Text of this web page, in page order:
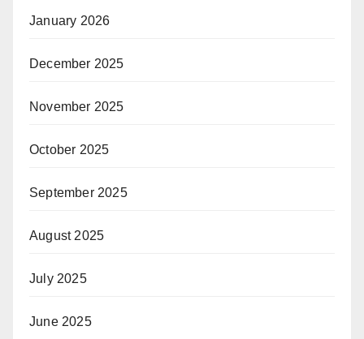
January 2026
December 2025
November 2025
October 2025
September 2025
August 2025
July 2025
June 2025